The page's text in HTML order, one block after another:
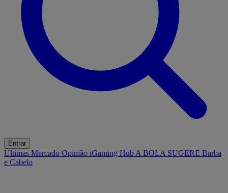
Entrar
Últimas Mercado Opinião iGaming Hub A BOLA SUGERE Barba
e Cabelo